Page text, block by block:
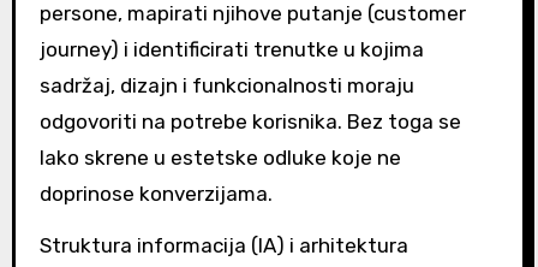
persone, mapirati njihove putanje (customer
journey) i identificirati trenutke u kojima
sadržaj, dizajn i funkcionalnosti moraju
odgovoriti na potrebe korisnika. Bez toga se
lako skrene u estetske odluke koje ne
doprinose konverzijama.
Struktura informacija (IA) i arhitektura